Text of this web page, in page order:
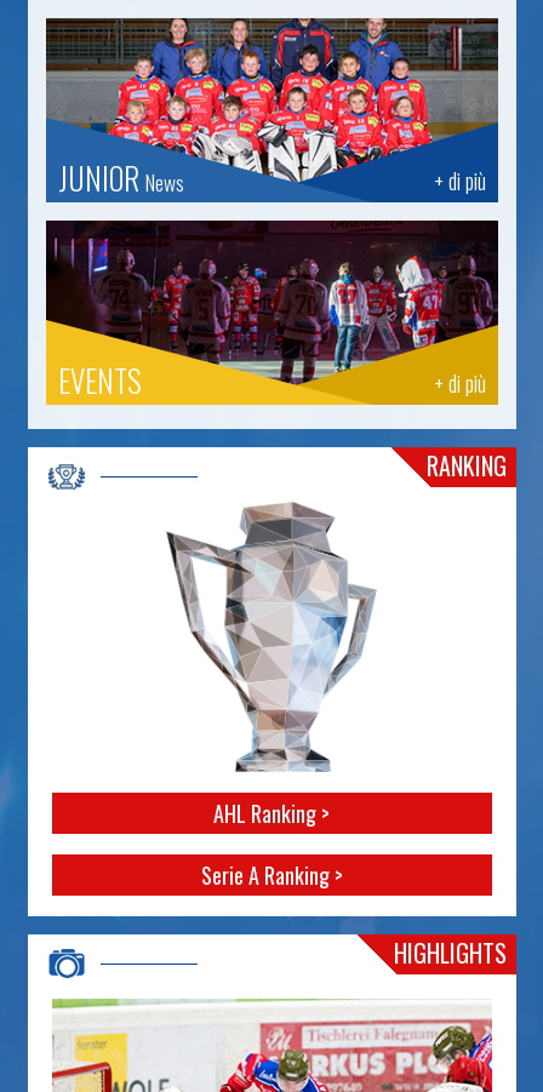
+ di più
JUNIOR News
+ di più
EVENTS
RANKING
AHL Ranking >
Serie A Ranking >
HIGHLIGHTS